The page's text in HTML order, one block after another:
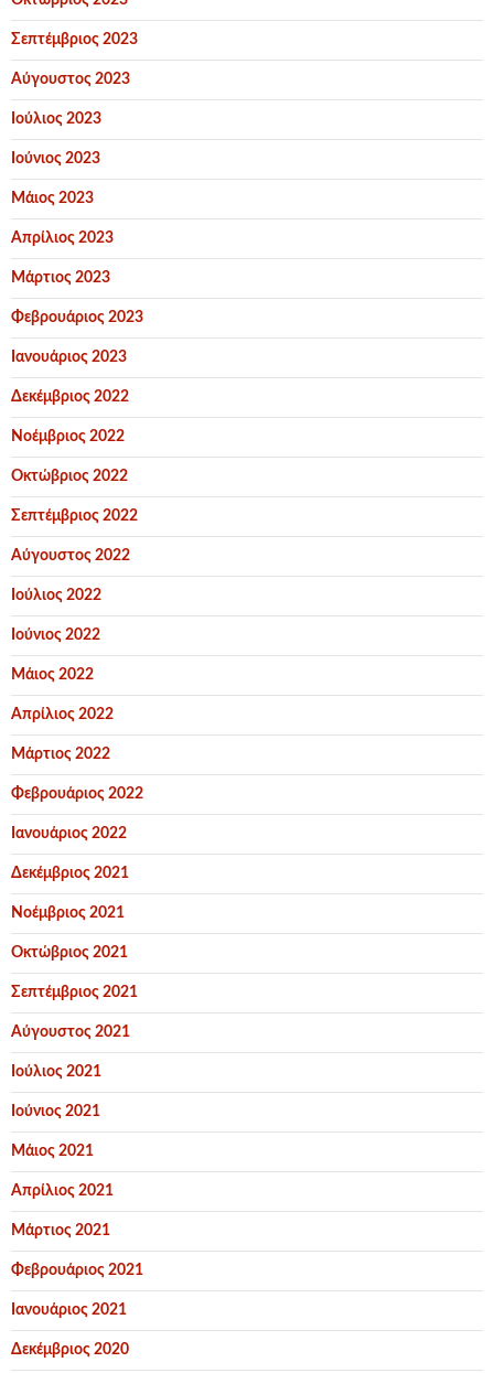
Σεπτέμβριος 2023
Αύγουστος 2023
Ιούλιος 2023
Ιούνιος 2023
Μάιος 2023
Απρίλιος 2023
Μάρτιος 2023
Φεβρουάριος 2023
Ιανουάριος 2023
Δεκέμβριος 2022
Νοέμβριος 2022
Οκτώβριος 2022
Σεπτέμβριος 2022
Αύγουστος 2022
Ιούλιος 2022
Ιούνιος 2022
Μάιος 2022
Απρίλιος 2022
Μάρτιος 2022
Φεβρουάριος 2022
Ιανουάριος 2022
Δεκέμβριος 2021
Νοέμβριος 2021
Οκτώβριος 2021
Σεπτέμβριος 2021
Αύγουστος 2021
Ιούλιος 2021
Ιούνιος 2021
Μάιος 2021
Απρίλιος 2021
Μάρτιος 2021
Φεβρουάριος 2021
Ιανουάριος 2021
Δεκέμβριος 2020